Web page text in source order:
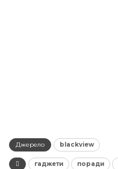
Джерело blackview
гаджети поради